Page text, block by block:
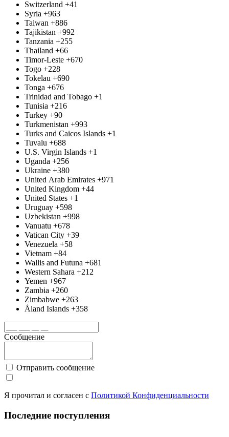
Switzerland +41
Syria +963
Taiwan +886
Tajikistan +992
Tanzania +255
Thailand +66
Timor-Leste +670
Togo +228
Tokelau +690
Tonga +676
Trinidad and Tobago +1
Tunisia +216
Turkey +90
Turkmenistan +993
Turks and Caicos Islands +1
Tuvalu +688
U.S. Virgin Islands +1
Uganda +256
Ukraine +380
United Arab Emirates +971
United Kingdom +44
United States +1
Uruguay +598
Uzbekistan +998
Vanuatu +678
Vatican City +39
Venezuela +58
Vietnam +84
Wallis and Futuna +681
Western Sahara +212
Yemen +967
Zambia +260
Zimbabwe +263
Åland Islands +358
Сообщение
Отправить сообщение
Я прочитал и согласен с Политикой Конфиденциальности
Последние поступления